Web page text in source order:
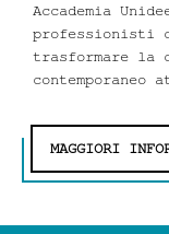
Accademia
professionisti
trasformare la
MAGGIORI